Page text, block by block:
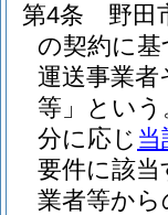
第4条
野田
の契約に
運送事業
等」という
分に応じ
要件に該当
業者等か